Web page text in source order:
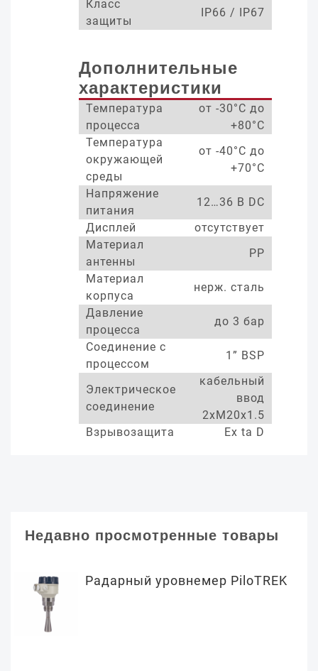
Класс
защиты
IP66 / IP67
Дополнительные
характеристики
Температура
процесса
от -30°С до
+80°С
Температура
окружающей
среды
от -40°С до
+70°С
Напряжение
питания
12…36 В DC
Дисплей
отсутствует
Материал
антенны
PP
Материал
корпуса
нерж. сталь
Давление
процесса
до 3 бар
Соединение с
процессом
1” BSP
Электрическое
соединение
кабельный
ввод
2xM20x1.5
Взрывозащита
Ex ta D
Недавно просмотренные товары
Радарный уровнемер PiloTREK